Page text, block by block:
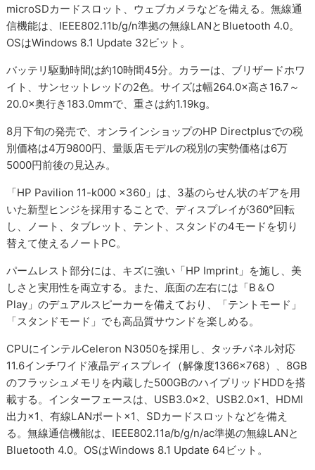
microSDカードスロット、ウェブカメラなどを備える。無線通
信機能は、IEEE802.11b/g/n準拠の無線LANとBluetooth 4.0。
OSはWindows 8.1 Update 32ビット。
バッテリ駆動時間は約10時間45分。カラーは、ブリザードホワ
イト、サンセットレッドの2色。サイズは幅264.0×高さ16.7～
20.0×奥行き183.0mmで、重さは約1.19kg。
8月下旬の発売で、オンラインショップのHP Directplusでの税
別価格は4万9800円、量販店モデルの税別の実勢価格は6万
5000円前後の見込み。
「HP Pavilion 11-k000 x360」は、3基のらせん状のギアを用
いた新型ヒンジを採用することで、ディスプレイが360°回転
し、ノート、タブレット、テント、スタンドの4モードを切り
替えて使えるノートPC。
パームレスト部分には、キズに強い「HP Imprint」を施し、美
しさと実用性を両立する。また、底面の左右には「B＆O
Play」のデュアルスピーカーを備えており、「テントモード」
「スタンドモード」でも高品質サウンドを楽しめる。
CPUにインテルCeleron N3050を採用し、タッチパネル対応
11.6インチワイド液晶ディスプレイ（解像度1366×768）、8GB
のフラッシュメモリを内蔵した500GBのハイブリッドHDDを搭
載する。インターフェースは、USB3.0×2、USB2.0×1、HDMI
出力×1、有線LANポート×1、SDカードスロットなどを備え
る。無線通信機能は、IEEE802.11a/b/g/n/ac準拠の無線LANと
Bluetooth 4.0。OSはWindows 8.1 Update 64ビット。